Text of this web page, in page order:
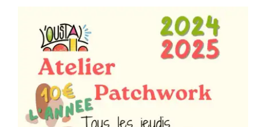
Séniors, Vie locale